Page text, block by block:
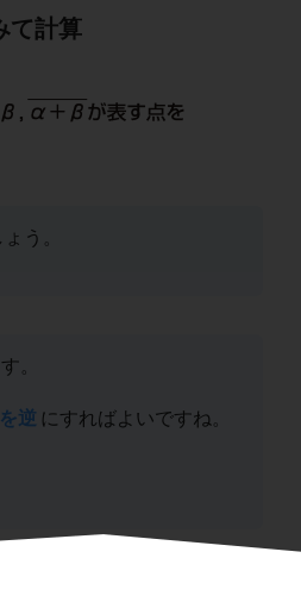
て計算
う。
。
逆 にすればよいですね。